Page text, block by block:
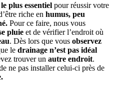
plus essentiel pour réussir votre
riche en humus, peu
Pour ce faire, nous vous
pluie et de vérifier l’endroit où
. Dès lors que vous observez
le drainage n’est pas idéal
trouver un autre endroit.
ne pas installer celui-ci près de